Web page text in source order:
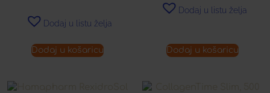
Dodaj u listu želja
Dodaj u košaricu
Dodaj u listu želja
Dodaj u košaricu